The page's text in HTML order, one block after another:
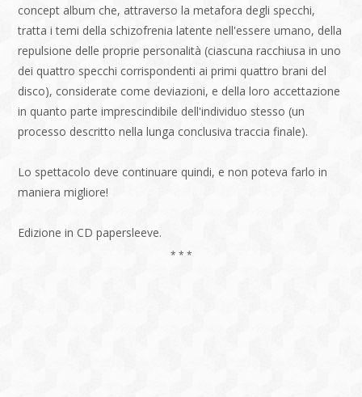
concept album che, attraverso la metafora degli specchi,
tratta i temi della schizofrenia latente nell'essere umano, della
repulsione delle proprie personalità (ciascuna racchiusa in uno
dei quattro specchi corrispondenti ai primi quattro brani del
disco), considerate come deviazioni, e della loro accettazione
in quanto parte imprescindibile dell'individuo stesso (un
processo descritto nella lunga conclusiva traccia finale).
Lo spettacolo deve continuare quindi, e non poteva farlo in
maniera migliore!
Edizione in CD papersleeve.
* * *